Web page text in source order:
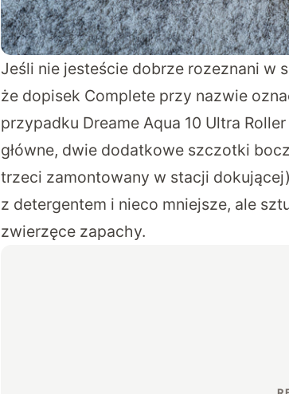
Jeśli nie jesteście dobrze rozeznani w
że dopisek Complete przy nazwie
przypadku Dreame Aqua 10 Ultra
główne, dwie dodatkowe szczotki
trzeci zamontowany w stacji
z detergentem i nieco mniejsze, ale
zwierzęce zapachy.